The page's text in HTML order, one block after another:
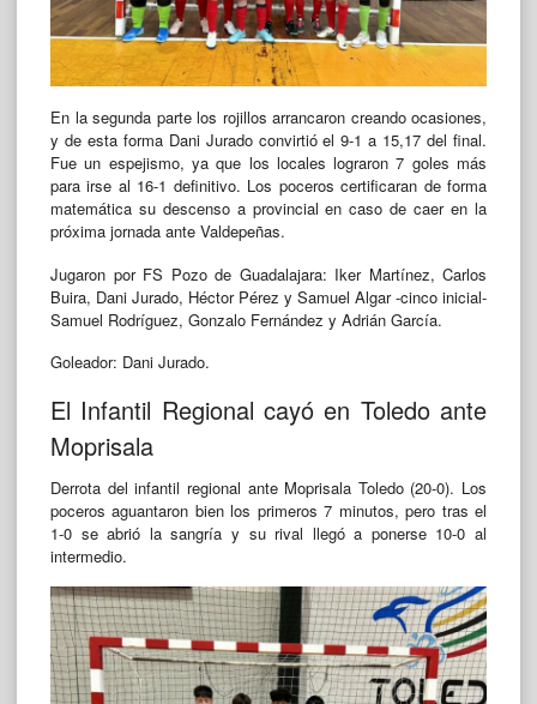
En la segunda parte los rojillos arrancaron creando ocasiones,
y de esta forma Dani Jurado convirtió el 9-1 a 15,17 del final.
Fue un espejismo, ya que los locales lograron 7 goles más
para irse al 16-1 definitivo. Los poceros certificaran de forma
matemática su descenso a provincial en caso de caer en la
próxima jornada ante Valdepeñas.
Jugaron por FS Pozo de Guadalajara: Iker Martínez, Carlos
Buira, Dani Jurado, Héctor Pérez y Samuel Algar -cinco inicial-
Samuel Rodríguez, Gonzalo Fernández y Adrián García.
Goleador: Dani Jurado.
El Infantil Regional cayó en Toledo ante
Moprisala
Derrota del infantil regional ante Moprisala Toledo (20-0). Los
poceros aguantaron bien los primeros 7 minutos, pero tras el
1-0 se abrió la sangría y su rival llegó a ponerse 10-0 al
intermedio.